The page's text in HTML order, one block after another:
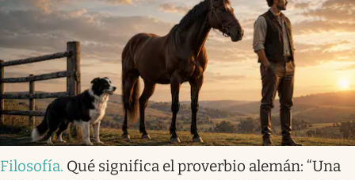
Filosofía. Qué significa el proverbio alemán: “Una